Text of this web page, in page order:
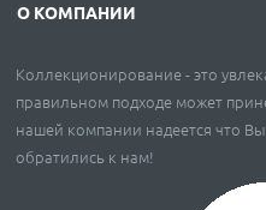
О КОМПАНИИ
Коллекционирование - это
правильном подходе может
нашей компании надеется что
обратились к нам!